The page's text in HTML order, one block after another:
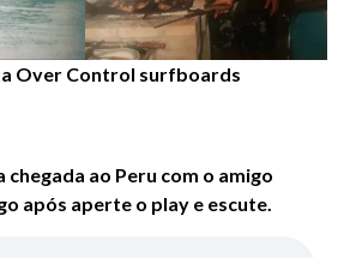
Over Control surfboards
chegada ao Peru com o amigo
após aperte o play e escute.